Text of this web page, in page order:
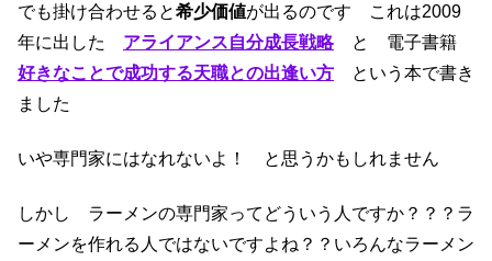
でも掛け合わせると希少価値が出るのです これは2009
年に出した アライアンス自分成長戦略と 電子書籍
好きなことで成功する天職との出逢い方 という本で書き
ました
いや専門家にはなれないよ！ と思うかもしれません
しかし ラーメンの専門家ってどういう人ですか？？？ラ
ーメンを作れる人ではないですよね？？いろんなラーメン